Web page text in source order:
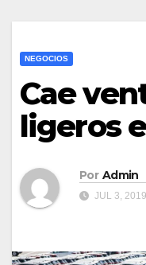
NEGOCIOS
Cae
ligeros
Por Admin
JUL 3, 2019